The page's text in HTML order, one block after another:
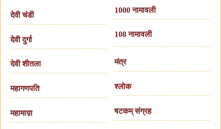
देवी चंडी
देवी दुर्गा
देवी शीतला
महागणपति
महामाय़ा
1000 नामावली
108 नामावली
मंत्र
श्लोक
षटकम् संग्रह